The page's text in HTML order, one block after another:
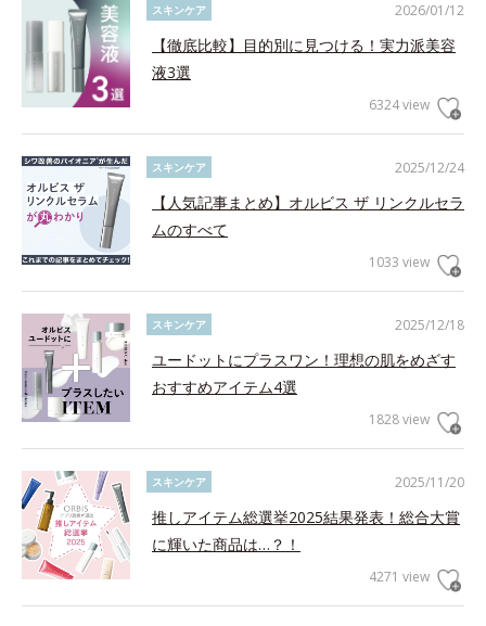
2026/01/12
スキンケア
【徹底比較】目的別に見つける！実力派美容
液3選
6324 view
2025/12/24
スキンケア
【人気記事まとめ】オルビス ザ リンクルセラ
ムのすべて
1033 view
2025/12/18
スキンケア
ユードットにプラスワン！理想の肌をめざす
おすすめアイテム4選
1828 view
2025/11/20
スキンケア
推しアイテム総選挙2025結果発表！総合大賞
に輝いた商品は…？！
4271 view